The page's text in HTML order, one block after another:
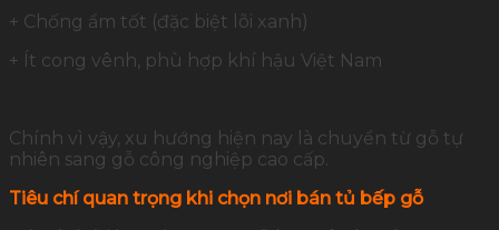
+ Chống ẩm tốt (đặc biệt lõi xanh)
+ Ít cong vênh, phù hợp khí hậu Việt Nam
Chính vì vậy, xu hướng hiện nay là chuyển từ gỗ tự
nhiên sang gỗ công nghiệp cao cấp.
Tiêu chí quan trọng khi chọn nơi bán tủ bếp gỗ